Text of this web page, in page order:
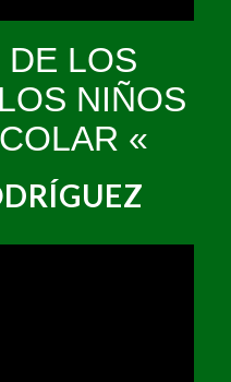
LOS
NIÑOS
«